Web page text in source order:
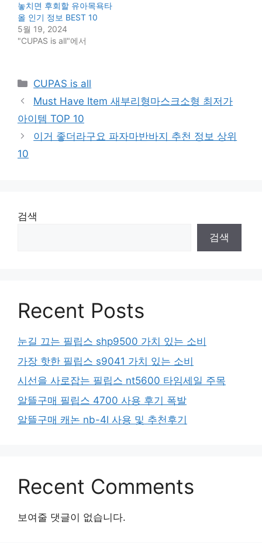
놓치면 후회할 유아목욕타
올 인기 정보 BEST 10
5월 19, 2024
"CUPAS is all"에서
Categories
CUPAS is all
Must Have Item 새부리형마스크소형 최저가
아이템 TOP 10
이거 좋더라구요 파자마반바지 추천 정보 상위
10
검색
검색
Recent Posts
눈길 끄는 필립스 shp9500 가치 있는 소비
가장 핫한 필립스 s9041 가치 있는 소비
시선을 사로잡는 필립스 nt5600 타임세일 주목
알뜰구매 필립스 4700 사용 후기 폭발
알뜰구매 캐논 nb-4l 사용 및 추천후기
Recent Comments
보여줄 댓글이 없습니다.